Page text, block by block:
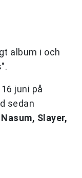
album i och
juni på
sedan
Slayer,